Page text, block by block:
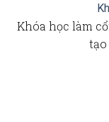
Khóa học làm
tạo